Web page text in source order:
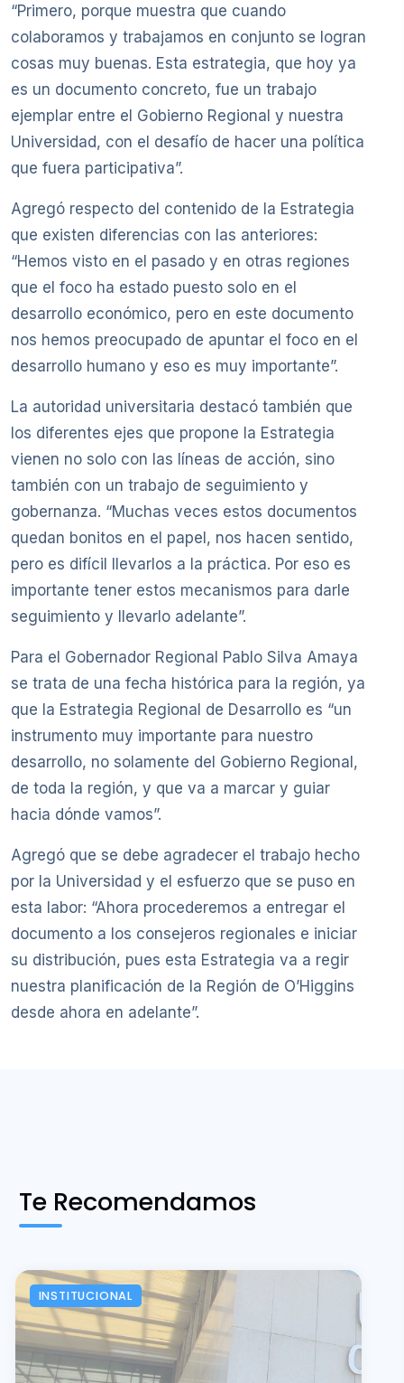
“Primero, porque muestra que cuando
colaboramos y trabajamos en conjunto se logran
cosas muy buenas. Esta estrategia, que hoy ya
es un documento concreto, fue un trabajo
ejemplar entre el Gobierno Regional y nuestra
Universidad, con el desafío de hacer una política
que fuera participativa”.
Agregó respecto del contenido de la Estrategia
que existen diferencias con las anteriores:
“Hemos visto en el pasado y en otras regiones
que el foco ha estado puesto solo en el
desarrollo económico, pero en este documento
nos hemos preocupado de apuntar el foco en el
desarrollo humano y eso es muy importante”.
La autoridad universitaria destacó también que
los diferentes ejes que propone la Estrategia
vienen no solo con las líneas de acción, sino
también con un trabajo de seguimiento y
gobernanza. “Muchas veces estos documentos
quedan bonitos en el papel, nos hacen sentido,
pero es difícil llevarlos a la práctica. Por eso es
importante tener estos mecanismos para darle
seguimiento y llevarlo adelante”.
Para el Gobernador Regional Pablo Silva Amaya
se trata de una fecha histórica para la región, ya
que la Estrategia Regional de Desarrollo es “un
instrumento muy importante para nuestro
desarrollo, no solamente del Gobierno Regional,
de toda la región, y que va a marcar y guiar
hacia dónde vamos”.
Agregó que se debe agradecer el trabajo hecho
por la Universidad y el esfuerzo que se puso en
esta labor: “Ahora procederemos a entregar el
documento a los consejeros regionales e iniciar
su distribución, pues esta Estrategia va a regir
nuestra planificación de la Región de O’Higgins
desde ahora en adelante”.
Te Recomendamos
INSTITUCIONAL